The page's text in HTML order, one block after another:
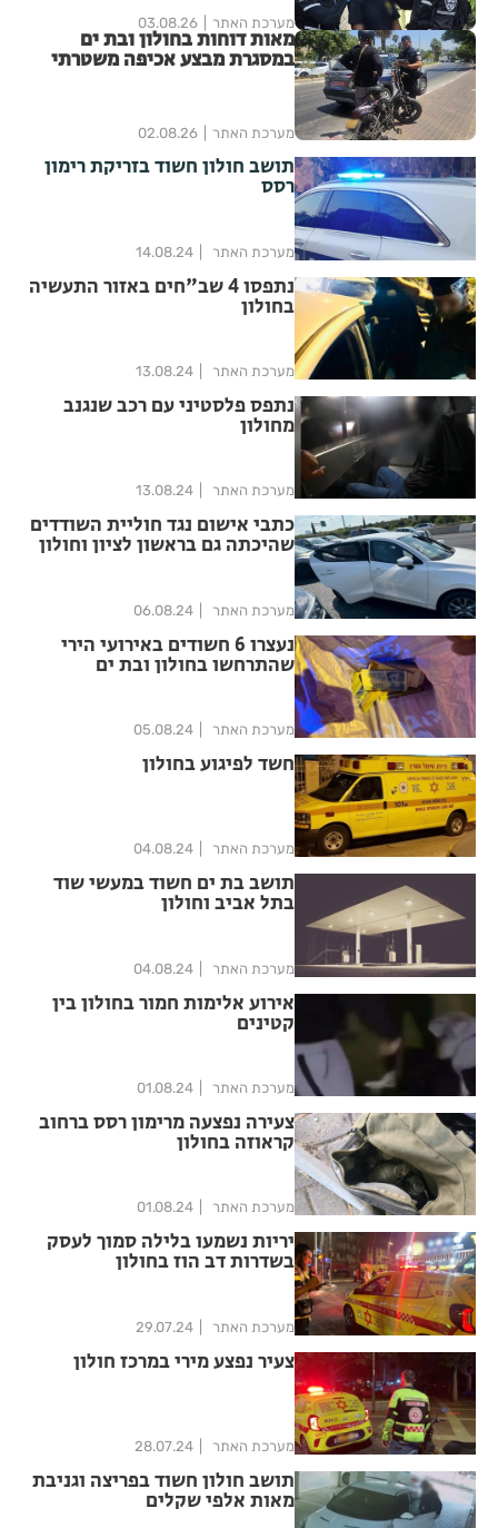
מערכת האתר 03.08.26
מאות דוחות בחולון ובת ים
במסגרת מבצע אכיפה משטרתי
מערכת האתר 02.08.26
תושב חולון חשוד בזריקת רימון
רסס
מערכת האתר 14.08.24
נתפסו 4 שב"חים באזור התעשיה
בחולון
מערכת האתר 13.08.24
נתפס פלסטיני עם רכב שנגנב
מחולון
מערכת האתר 13.08.24
כתבי אישום נגד חוליית השודדים
שהיכתה גם בראשון לציון וחולון
מערכת האתר 06.08.24
נעצרו 6 חשודים באירועי הירי
שהתרחשו בחולון ובת ים
מערכת האתר 05.08.24
חשד לפיגוע בחולון
מערכת האתר 04.08.24
תושב בת ים חשוד במעשי שוד
בתל אביב וחולון
מערכת האתר 04.08.24
אירוע אלימות חמור בחולון בין
קטינים
מערכת האתר 01.08.24
צעירה נפצעה מרימון רסס ברחוב
קראוזה בחולון
מערכת האתר 01.08.24
יריות נשמעו בלילה סמוך לעסק
בשדרות דב הוז בחולון
מערכת האתר 29.07.24
צעיר נפצע מירי במרכז חולון
מערכת האתר 28.07.24
תושב חולון חשוד בפריצה וגניבת
מאות אלפי שקלים